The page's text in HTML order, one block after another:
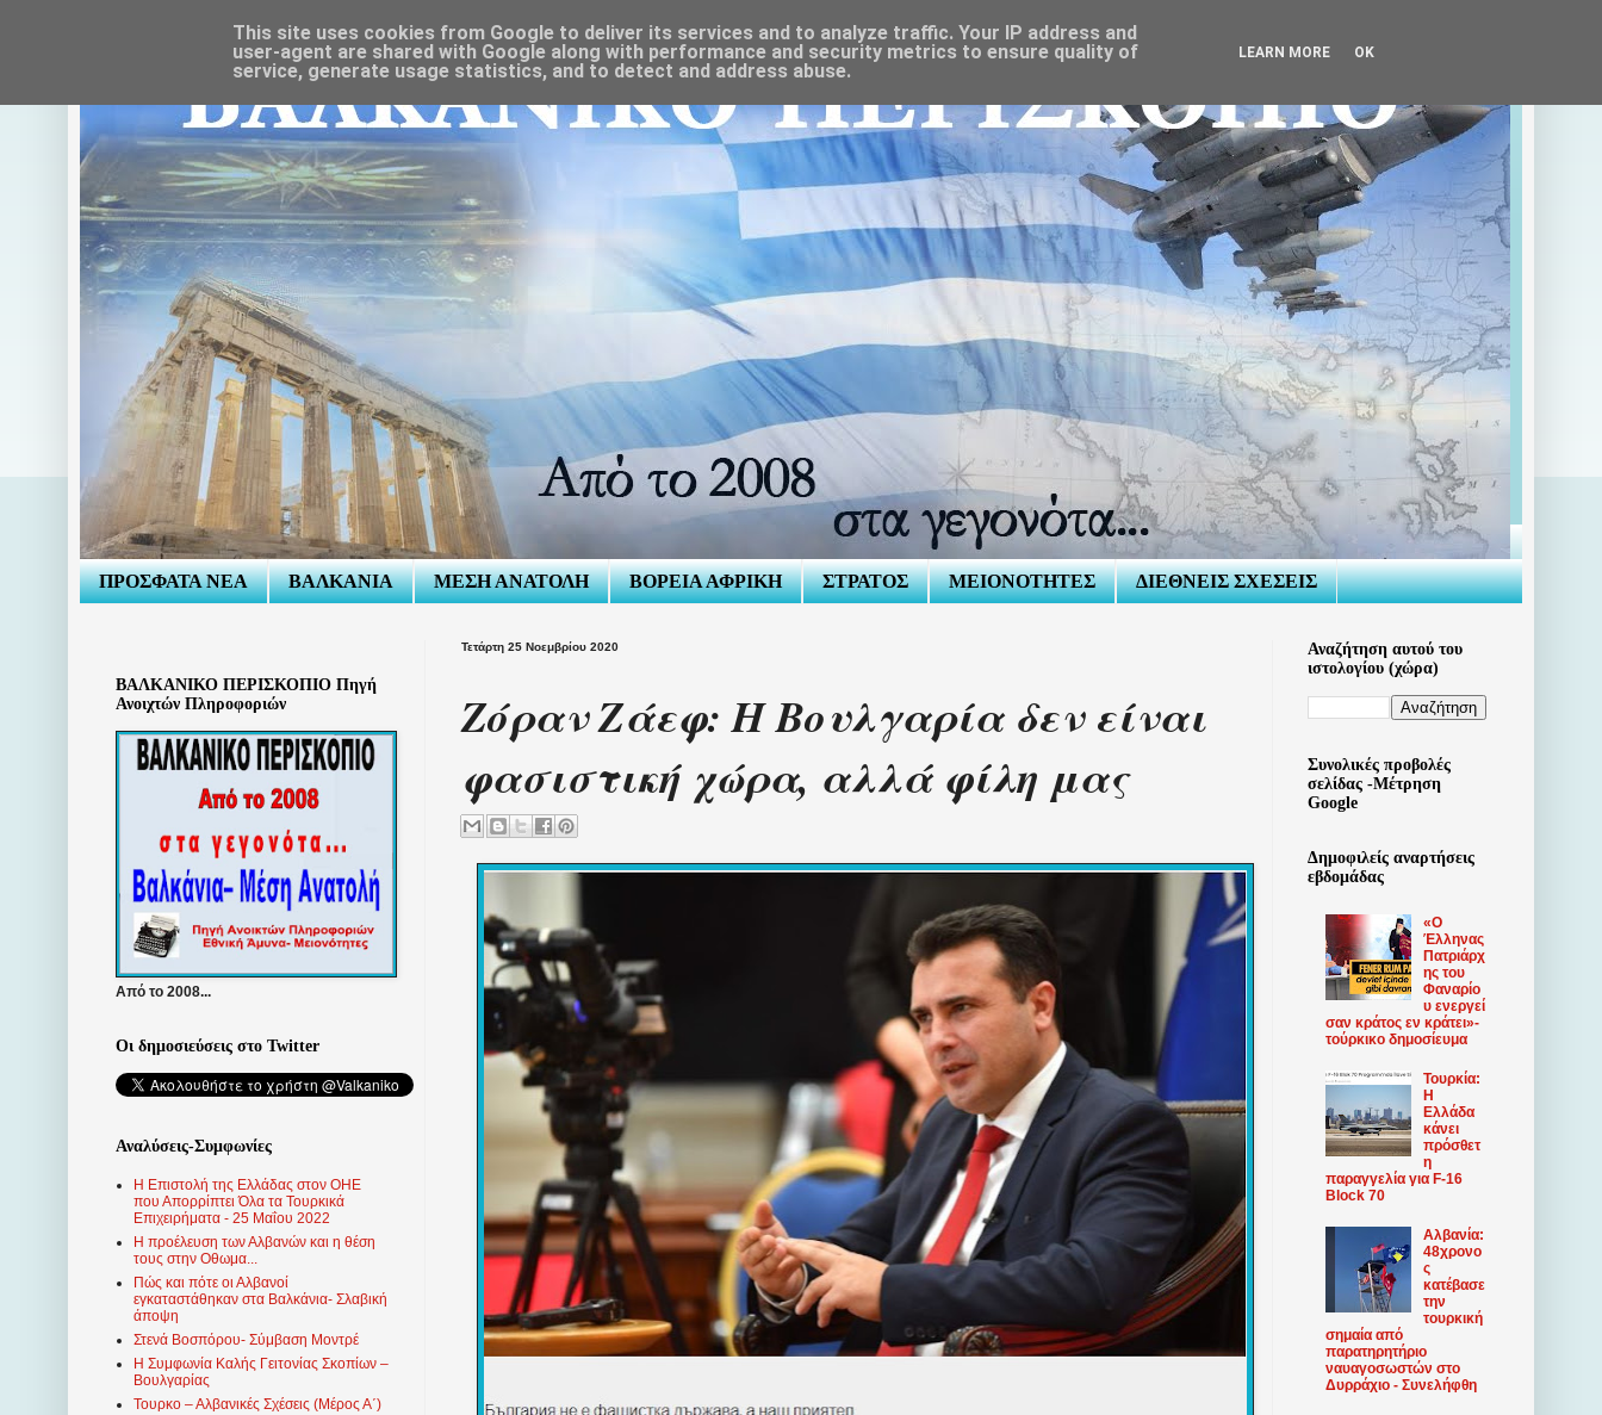
ΠΡΟΣΦΑΤΑ ΝΕΑ ΒΑΛΚΑΝΙΑ ΜΕΣΗ ΑΝΑΤΟΛΗ ΒΟΡΕΙΑ ΑΦΡΙΚΗ ΣΤΡΑΤΟΣ ΜΕΙΟΝΟΤΗΤΕΣ ΔΙΕΘΝΕΙΣ ΣΧΕΣΕΙΣ
Τετάρτη 25 Νοεμβρίου 2020
Ζόραν Ζάεφ: Η Βουλγαρία δεν είναι
φασιστική χώρα, αλλά φίλη μας
ΒΑΛΚΑΝΙΚΟ ΠΕΡΙΣΚΟΠΙΟ Πηγή
Ανοιχτών Πληροφοριών
Από το 2008...
Οι δημοσιεύσεις στο Twitter
Αναλύσεις-Συμφωνίες
Η Επιστολή της Ελλάδας στον ΟΗΕ
που Απορρίπτει Όλα τα Τουρκικά
Επιχειρήματα - 25 Μαΐου 2022
Η προέλευση των Αλβανών και η θέση
τους στην Οθωμα...
Πώς και πότε οι Αλβανοί
εγκαταστάθηκαν στα Βαλκάνια- Σλαβική
άποψη
Στενά Βοσπόρου- Σύμβαση Μοντρέ
Η Συμφωνία Καλής Γειτονίας Σκοπίων –
Βουλγαρίας
Τουρκο – Αλβανικές Σχέσεις (Mέρος Α΄)
Αναζήτηση αυτού του
ιστολογίου (χώρα)
Συνολικές προβολές
σελίδας -Μέτρηση
Google
Δημοφιλείς αναρτήσεις
εβδομάδας
«Ο
Έλληνας
Πατριάρχ
ης του
Φαναρίο
υ ​​ενεργεί
σαν κράτος εν κράτει»-
τούρκικο δημοσίευμα
Τουρκία:
Η
Ελλάδα
κάνει
πρόσθετ
η
παραγγελία για F-16
Block 70
Αλβανία:
48χρονο
ς
κατέβασε
την
τουρκική
σημαία από
παρατηρητήριο
ναυαγοσωστών στο
Δυρράχιο - Συνελήφθη
This site uses cookies from Google to deliver its services and to analyze traffic. Your IP address and
user-agent are shared with Google along with performance and security metrics to ensure quality of
service, generate usage statistics, and to detect and address abuse.
LEARN MORE OK